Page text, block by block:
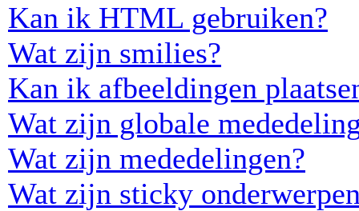
Kan ik HTML gebruiken?
Wat zijn smilies?
Kan ik afbeeldingen
Wat zijn globale
Wat zijn mededelingen?
Wat zijn sticky